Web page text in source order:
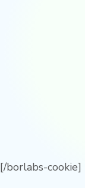
[/borlabs-cookie]